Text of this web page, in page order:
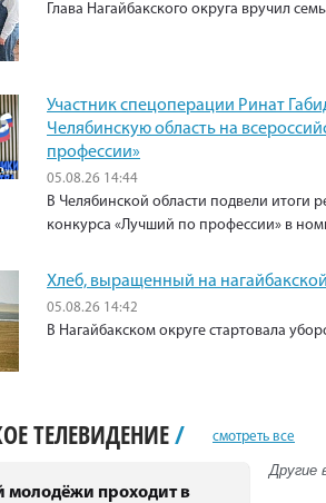
Глава Нагайбакского округа вручил
Участник спецоперации Ринат
Челябинскую область на
профессии»
05.08.26 14:44
В Челябинской области подвели итоги
конкурса «Лучший по профессии» в
Хлеб, выращенный на
05.08.26 14:42
В Нагайбакском округе стартовала
ТЕЛЕВИДЕНИЕ/ смотреть все
молодёжи проходит в
Другие